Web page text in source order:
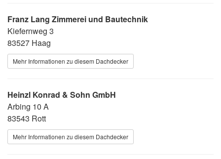
Franz Lang Zimmerei und Bautechnik
Kiefernweg 3
83527 Haag
Mehr Informationen zu diesem Dachdecker
Heinzl Konrad & Sohn GmbH
Arbing 10 A
83543 Rott
Mehr Informationen zu diesem Dachdecker